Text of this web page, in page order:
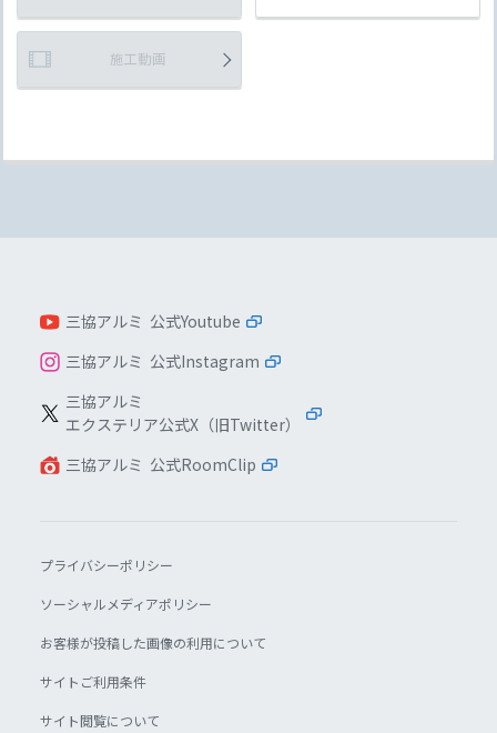
施工動画
三協アルミ 公式Youtube
三協アルミ 公式Instagram
三協アルミ
エクステリア公式X（旧Twitter）
三協アルミ 公式RoomClip
プライバシーポリシー
ソーシャルメディアポリシー
お客様が投稿した画像の利用について
サイトご利用条件
サイト閲覧について